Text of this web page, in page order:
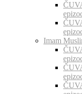
Imam